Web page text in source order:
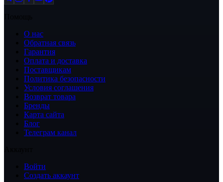
О нас
Обратная связь
Гарантия
Оплата и доставка
Поставщикам
Политика безопасности
Условия соглашения
Возврат товара
Бренды
Карта сайта
Блог
Телеграм канал
Войти
Создать аккаунт